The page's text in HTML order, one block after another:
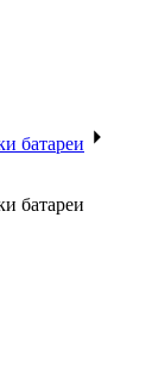
батареи
батареи